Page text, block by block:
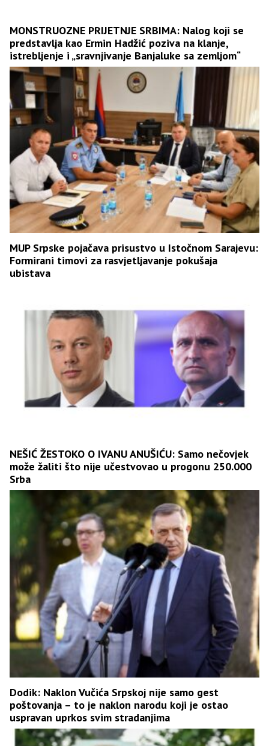
MONSTRUOZNE PRIJETNJE SRBIMA: Nalog koji se
predstavlja kao Ermin Hadžić poziva na klanje,
istrebljenje i „sravnjivanje Banjaluke sa zemljom“
MUP Srpske pojačava prisustvo u Istočnom Sarajevu:
Formirani timovi za rasvjetljavanje pokušaja
ubistava
NEŠIĆ ŽESTOKO O IVANU ANUŠIĆU: Samo nečovjek
može žaliti što nije učestvovao u progonu 250.000
Srba
Dodik: Naklon Vučića Srpskoj nije samo gest
poštovanja – to je naklon narodu koji je ostao
uspravan uprkos svim stradanjima